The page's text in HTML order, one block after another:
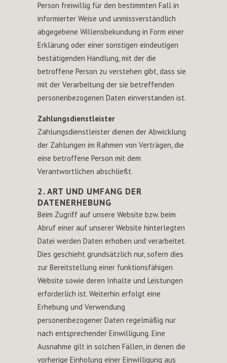
Person freiwillig für den bestimmten Fall in
informierter Weise und unmissverständlich
abgegebene Willensbekundung in Form einer
Erklärung oder einer sonstigen eindeutigen
bestätigenden Handlung, mit der die
betroffene Person zu verstehen gibt, dass sie
mit der Verarbeitung der sie betreffenden
personenbezogenen Daten einverstanden ist.
Zahlungsdienstleister
Zahlungsdienstleister dienen der Abwicklung
der Zahlungen im Rahmen von Verträgen, die
eine betroffene Person mit dem
Verantwortlichen abschließt.
2. ART UND UMFANG DER
DATENERHEBUNG
Beim Zugriff auf unsere Website bzw. beim
Abruf einer auf unserer Website hinterlegten
Datei werden Daten erhoben und verarbeitet.
Dies geschieht grundsätzlich nur, sofern dies
zur Bereitstellung einer funktionsfähigen
Website sowie deren Inhalte und Leistungen
erforderlich ist. Weiterhin erfolgt eine
Erhebung und Verwendung
personenbezogener Daten regelmäßig nur
nach entsprechender Einwilligung. Eine
Ausnahme gilt in solchen Fällen, in denen die
vorherige Einholung einer Einwilligung aus